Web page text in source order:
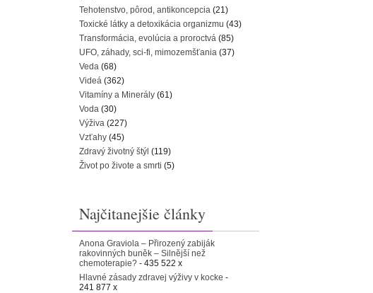
Tehotenstvo, pôrod, antikoncepcia (21)
Toxické látky a detoxikácia organizmu (43)
Transformácia, evolúcia a proroctvá (85)
UFO, záhady, sci-fi, mimozemšťania (37)
Veda (68)
Videá (362)
Vitamíny a Minerály (61)
Voda (30)
Výživa (227)
Vzťahy (45)
Zdravý životný štýl (119)
Život po živote a smrti (5)
Najčitanejšie články
Anona Graviola – Přirozený zabiják
rakovinných buněk – Silnější než
chemoterapie? - 435 522 x
Hlavné zásady zdravej výživy v kocke -
241 877 x